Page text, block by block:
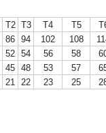
T2 T3 T4 T5
86 94 102 108
52 54 56 58
45 48 53 57
21 22 23 25